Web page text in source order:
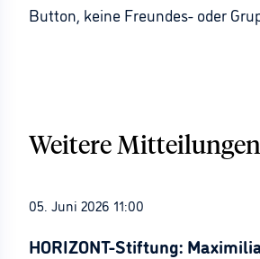
Button, keine Freundes- oder
Weitere Mitteilungen
05. Juni 2026 11:00
HORIZONT-Stiftung: